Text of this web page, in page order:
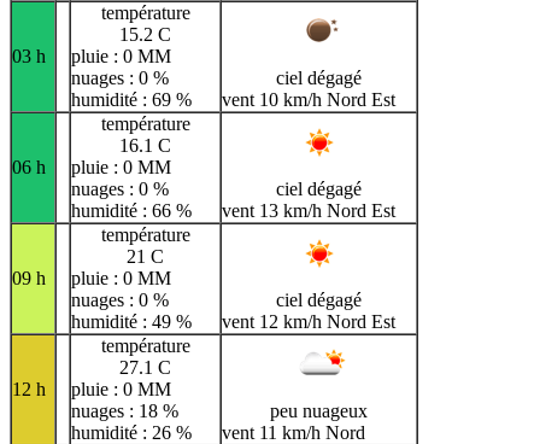
03 h
température
15.2 C
pluie : 0 MM
nuages : 0 %
humidité : 69 %
ciel dégagé
vent 10 km/h Nord Est
06 h
température
16.1 C
pluie : 0 MM
nuages : 0 %
humidité : 66 %
ciel dégagé
vent 13 km/h Nord Est
09 h
température
21 C
pluie : 0 MM
nuages : 0 %
humidité : 49 %
ciel dégagé
vent 12 km/h Nord Est
12 h
température
27.1 C
pluie : 0 MM
nuages : 18 %
humidité : 26 %
peu nuageux
vent 11 km/h Nord